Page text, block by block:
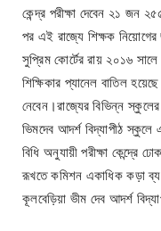
কেন্দ্র পরীক্ষা দেবেন ২১ জন
পর এই রাজ্যে শিক্ষক
সুপ্রিম কোর্টের রায় ২০১৬
শিক্ষিকার প্যানেল বাতিল
নেবেন।রাজ্যের বিভিন্ন
ভিমদেব আদর্শ বিদ্যাপীঠ
বিধি অনুযায়ী পরীক্ষা
রূখতে কমিশন একাধিক কড়া
কূলবেড়িয়া ভীম দেব আদর্শ